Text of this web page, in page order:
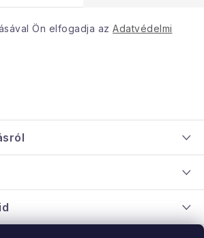
Ön elfogadja az Adatvédelmi